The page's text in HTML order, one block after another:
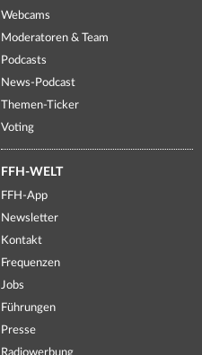
Webcams
Moderatoren & Team
Podcasts
News-Podcast
Themen-Ticker
Voting
FFH-WELT
FFH-App
Newsletter
Kontakt
Frequenzen
Jobs
Führungen
Presse
Radiowerbung